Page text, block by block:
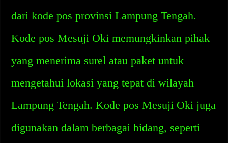
dari kode pos provinsi Lampung Tengah.
Kode pos Mesuji Oki memungkinkan pihak
yang menerima surel atau paket untuk
mengetahui lokasi yang tepat di wilayah
Lampung Tengah. Kode pos Mesuji Oki juga
digunakan dalam berbagai bidang, seperti